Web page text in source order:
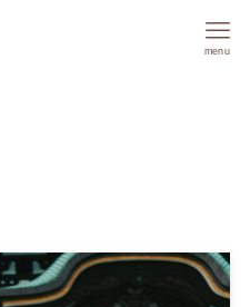
menu